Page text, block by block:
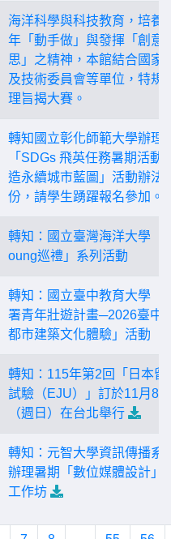
海洋科學與科技教育，培養
年「動手做」與發揮「創意
思」之精神，本館結合國家
及技術委員會等單位，特規
理旨揭大賽。
轉知國立彰化師範大學辦理
「SDGs 飛英任務暑期活動-
造永續城市藍圖」活動辦法1
份，請學生踴躍報名參加。
轉知：國立臺灣海洋大學「
oung巡禮」系列活動
轉知：國立臺中教育大學「
署青年壯遊計畫─2026臺中
都市建築文化體驗」活動
轉知：115年第2回「日本留
試驗（EJU）」訂於11月8日
（週日）在台北舉行
轉知：元智大學資訊傳播系
辦理暑期「數位媒體設計」
工作坊